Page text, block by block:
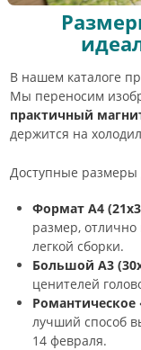
В нашем каталоге
Мы переносим
практичный
держится на
Доступные
Формат А4
размер,
легкой сборки.
Большой А3
ценителей
Романтическое
лучший способ
14 февраля.